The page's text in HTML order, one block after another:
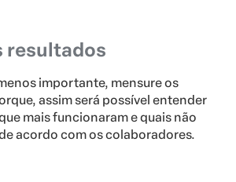
resultados
importante, mensure os
assim será possível entender
mais funcionaram e quais não
acordo com os colaboradores.